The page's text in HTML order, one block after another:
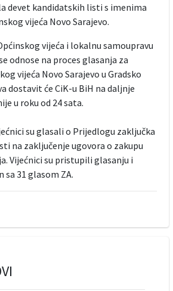
devet kandidatskih listi s imenima
vijeća Novo Sarajevo.
vijeća i lokalnu samoupravu
odnose na proces glasanja za
vijeća Novo Sarajevo u Gradsko
dostavit će CiK-u BiH na daljnje
u roku od 24 sata.
su glasali o Prijedlogu zaključka
na zaključenje ugovora o zakupu
Vijećnici su pristupili glasanju i
sa 31 glasom ZA.